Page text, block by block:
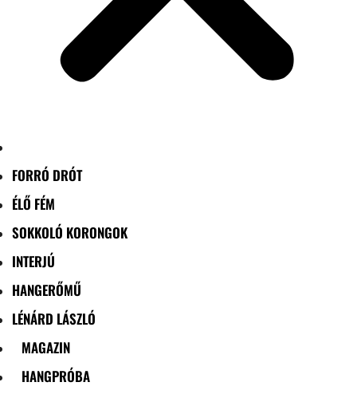
FORRÓ DRÓT
ÉLŐ FÉM
SOKKOLÓ KORONGOK
INTERJÚ
HANGERŐMŰ
LÉNÁRD LÁSZLÓ
MAGAZIN
HANGPRÓBA